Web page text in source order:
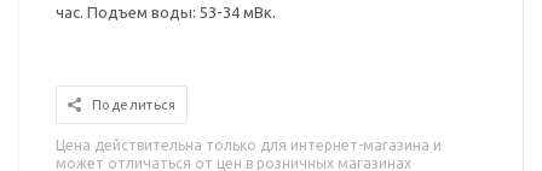
час. Подъем воды: 53-34 мВк.
Поделиться
Цена действительна только для интернет-магазина и
может отличаться от цен в розничных магазинах